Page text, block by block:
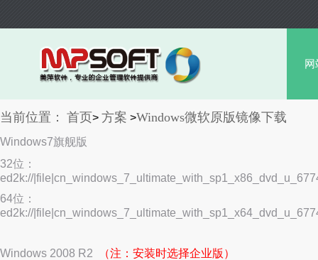
网
当前位置： 首页> 方案 >Windows微软原版镜像下载
Windows7旗舰版
32位：
ed2k://
64位：
ed2k://
Windows 2008 R2
（注：安装时选择企业版）